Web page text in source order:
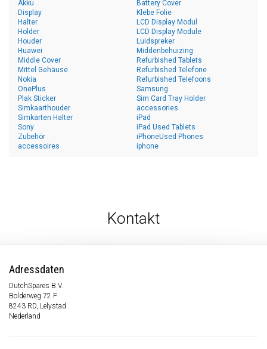
Akku
Battery Cover
Display
Halter
Holder
Houder
Huawei
Klebe Folie
LCD Display Modul
LCD Display Module
Luidspreker
Middenbehuizing
Middle Cover
Mittel Gehäuse
Nokia
OnePlus
Plak Sticker
Refurbished Tablets
Refurbished Telefone
Refurbished Telefoons
Samsung
Sim Card Tray Holder
Simkaarthouder
Simkarten Halter
Sony
Zubehör
accessoires
accessories
iPad
iPad Used Tablets
iPhoneUsed Phones
iphone
Kontakt
Adressdaten
DutchSpares B.V.
Bolderweg 72 F
8243 RD, Lelystad
Nederland